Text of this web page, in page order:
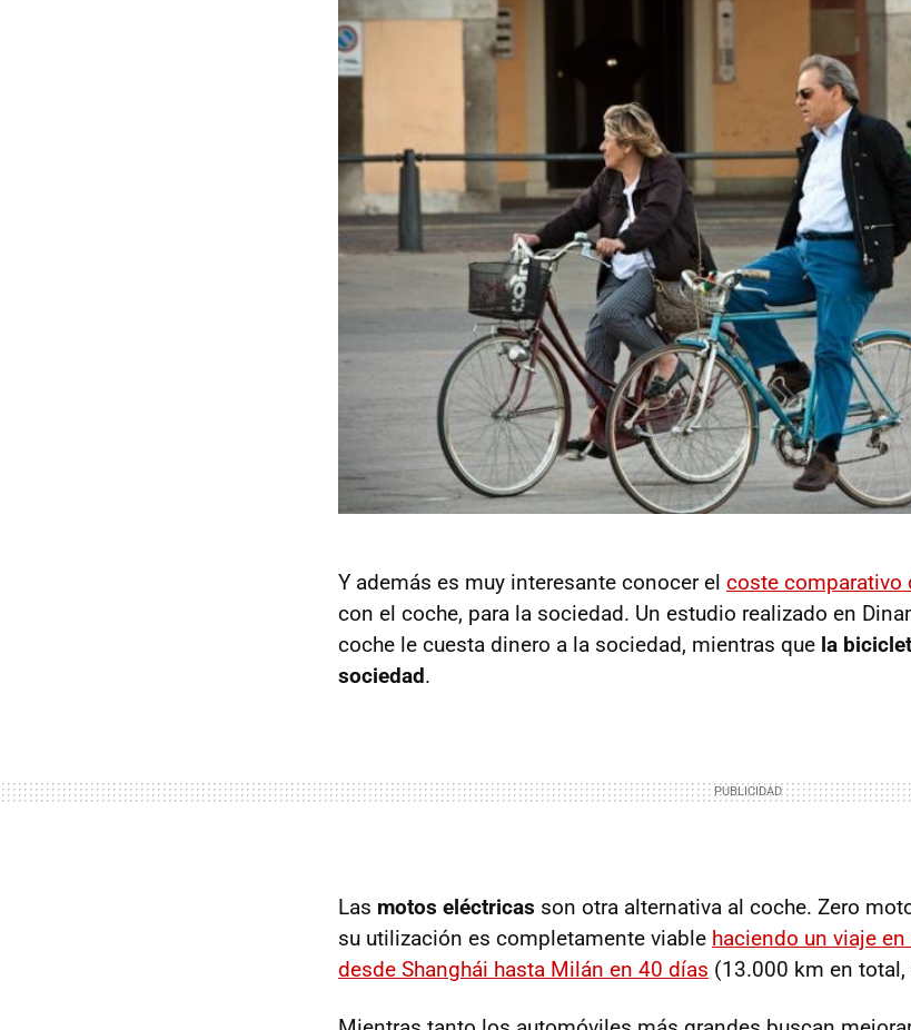
Y además es muy interesante conocer el coste comparativo
con el coche, para la sociedad. Un estudio realizado en
coche le cuesta dinero a la sociedad, mientras que la
sociedad.
Las motos eléctricas son otra alternativa al coche. Zero
su utilización es completamente viable haciendo un viaje
desde Shanghái hasta Milán en 40 días (13.000 km en